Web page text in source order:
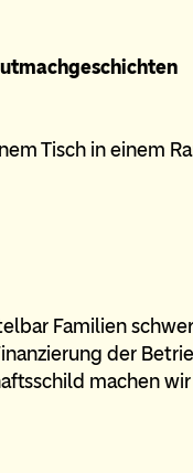
Familien
der
machen